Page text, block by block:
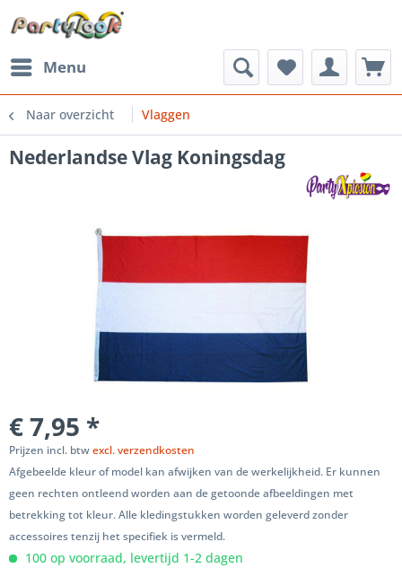
Menu
Naar overzicht Vlaggen
Nederlandse Vlag Koningsdag
€ 7,95 *
Prijzen incl. btwexcl. verzendkosten
Afgebeelde kleur of model kan afwijken van de werkelijkheid. Er kunnen
geen rechten ontleend worden aan de getoonde afbeeldingen met
betrekking tot kleur. Alle kledingstukken worden geleverd zonder
accessoires tenzij het specifiek is vermeld.
100 op voorraad, levertijd 1-2 dagen